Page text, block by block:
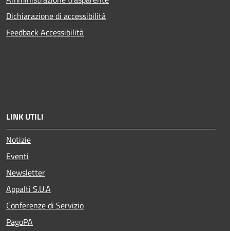
Dichiarazione di accessibilità
Feedback Accessibilità
LINK UTILI
Notizie
Eventi
Newsletter
Appalti S.U.A
Conferenze di Servizio
PagoPA